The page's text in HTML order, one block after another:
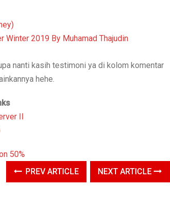
Winter 2019 By Muhamad Thajudin
nanti kasih testimoni ya di kolom komentar
hehe.
II
PREV ARTICLE NEXT ARTICLE